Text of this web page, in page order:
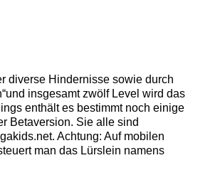
diverse Hindernisse sowie durch
insgesamt zwölf Level wird das
enthält es bestimmt noch einige
Betaversion. Sie alle sind
Achtung: Auf mobilen
man das Lürslein namens